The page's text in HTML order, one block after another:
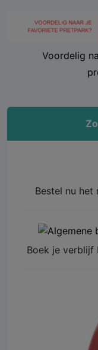
Voordelig
Bestel nu het
Boek je verblijf